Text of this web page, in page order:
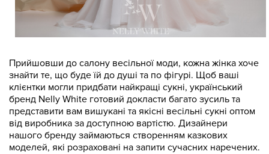
Прийшовши до салону весільної моди, кожна жінка хоче
знайти те, що буде їй до душі та по фігурі. Щоб ваші
клієнтки могли придбати найкращі сукні, український
бренд Nelly White готовий докласти багато зусиль та
представити вам вишукані та якісні весільні сукні оптом
від виробника за доступною вартістю. Дизайнери
нашого бренду займаються створенням казкових
моделей, які розраховані на запити сучасних наречених.